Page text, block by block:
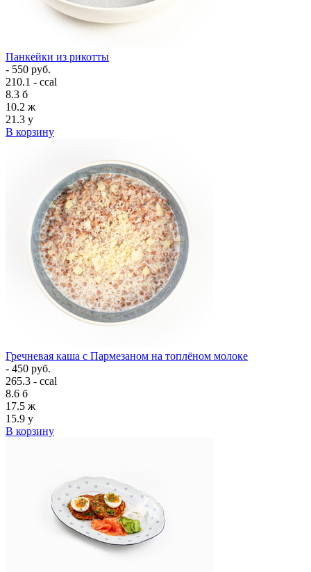
Панкейки из рикотты
- 550 руб.
210.1 - ccal
8.3 б
10.2 ж
21.3 у
В корзину
Гречневая каша с Пармезаном на топлёном молоке
- 450 руб.
265.3 - ccal
8.6 б
17.5 ж
15.9 у
В корзину